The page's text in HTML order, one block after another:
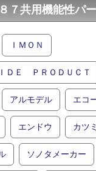
７共用機能性パ
ＩＭＯＮ
ＤＥ ＰＲＯＤＵＣＴ
アルモデル エコ
エンドウ カツミ
ソノタメーカー